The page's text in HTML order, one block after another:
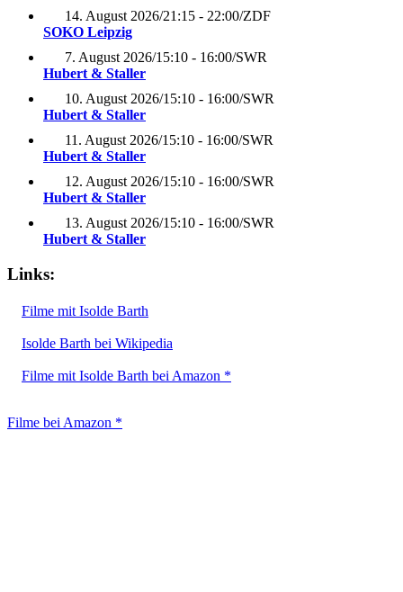
14. August 2026/21:15 - 22:00/ZDF
SOKO Leipzig
7. August 2026/15:10 - 16:00/SWR
Hubert & Staller
10. August 2026/15:10 - 16:00/SWR
Hubert & Staller
11. August 2026/15:10 - 16:00/SWR
Hubert & Staller
12. August 2026/15:10 - 16:00/SWR
Hubert & Staller
13. August 2026/15:10 - 16:00/SWR
Hubert & Staller
Links:
Filme mit Isolde Barth
Isolde Barth bei Wikipedia
Filme mit Isolde Barth bei Amazon *
Filme bei Amazon *